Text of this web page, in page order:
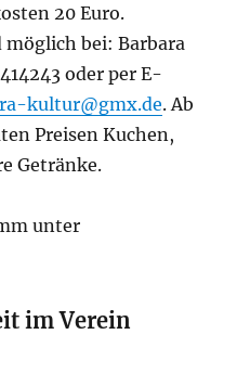
20 Euro.
bei: Barbara
oder per E-
kultur@gmx.de. Ab
Preisen Kuchen,
Getränke.
unter
im Verein